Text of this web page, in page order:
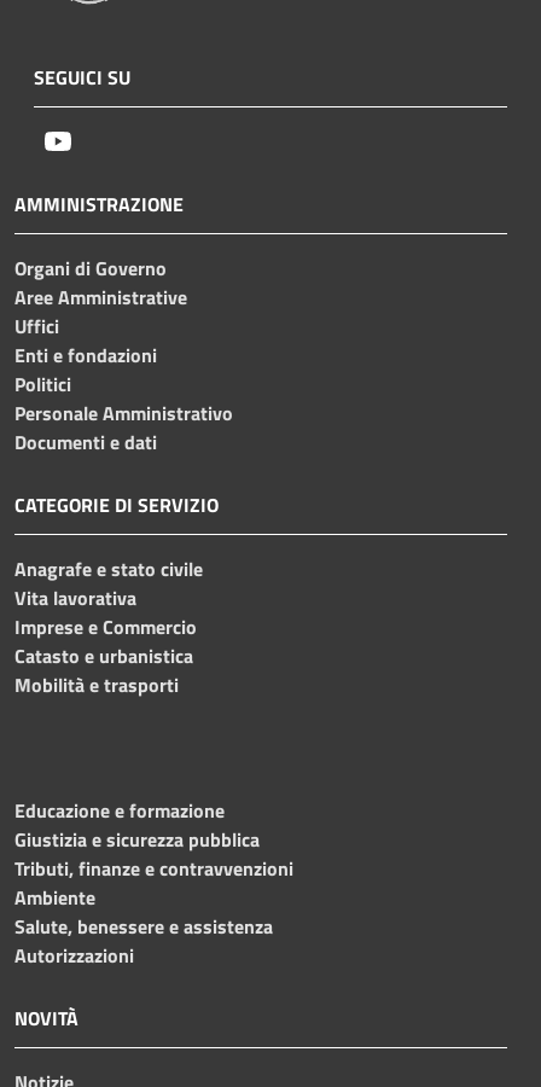
SEGUICI SU
AMMINISTRAZIONE
Organi di Governo
Aree Amministrative
Uffici
Enti e fondazioni
Politici
Personale Amministrativo
Documenti e dati
CATEGORIE DI SERVIZIO
Anagrafe e stato civile
Vita lavorativa
Imprese e Commercio
Catasto e urbanistica
Mobilità e trasporti
Educazione e formazione
Giustizia e sicurezza pubblica
Tributi, finanze e contravvenzioni
Ambiente
Salute, benessere e assistenza
Autorizzazioni
NOVITÀ